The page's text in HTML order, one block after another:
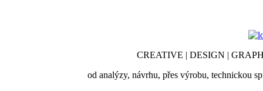
CREATIVE | DESIGN |
od analýzy, návrhu, přes výrobu, technickou